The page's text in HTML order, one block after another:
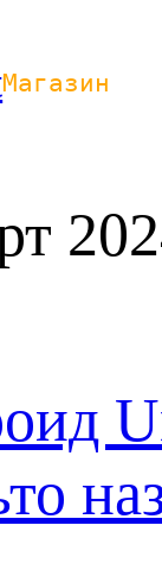
Магазин